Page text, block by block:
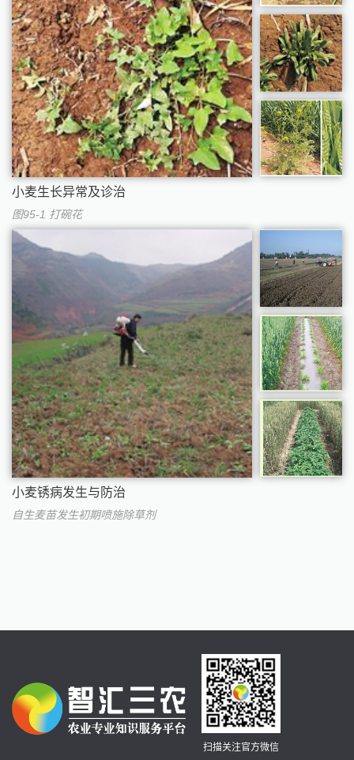
小麦生长异常及诊治
图95-1 打碗花
小麦锈病发生与防治
自生麦苗发生初期喷施除草剂
扫描关注官方微信